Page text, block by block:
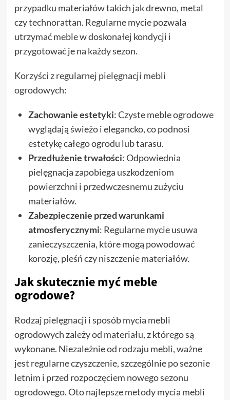
przypadku materiałów takich jak drewno, metal
czy technorattan. Regularne mycie pozwala
utrzymać meble w doskonałej kondycji i
przygotować je na każdy sezon.
Korzyści z regularnej pielęgnacji mebli
ogrodowych:
Zachowanie estetyki: Czyste meble ogrodowe
wyglądają świeżo i elegancko, co podnosi
estetykę całego ogrodu lub tarasu.
Przedłużenie trwałości: Odpowiednia
pielęgnacja zapobiega uszkodzeniom
powierzchni i przedwczesnemu zużyciu
materiałów.
Zabezpieczenie przed warunkami
atmosferycznymi: Regularne mycie usuwa
zanieczyszczenia, które mogą powodować
korozję, pleśń czy niszczenie materiałów.
Jak skutecznie myć meble
ogrodowe?
Rodzaj pielęgnacji i sposób mycia mebli
ogrodowych zależy od materiału, z którego są
wykonane. Niezależnie od rodzaju mebli, ważne
jest regularne czyszczenie, szczególnie po sezonie
letnim i przed rozpoczęciem nowego sezonu
ogrodowego. Oto najlepsze metody mycia mebli